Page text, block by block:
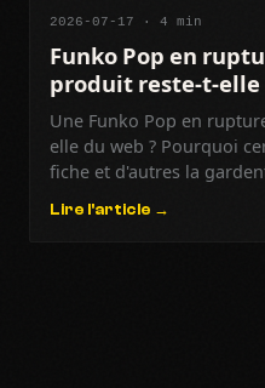
2026-07-17 · 4 min
Funko Pop en
produit reste-t-elle
Une Funko Pop en
elle du web ? Pourquoi
fiche et d'autres la
Lire l'article →